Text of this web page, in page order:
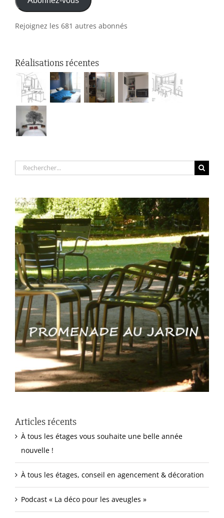
Rejoignez les 681 autres abonnés
Réalisations récentes
Rechercher:
Articles récents
À tous les étages vous souhaite une belle année
nouvelle !
À tous les étages, conseil en agencement & décoration
Podcast « La déco pour les aveugles »